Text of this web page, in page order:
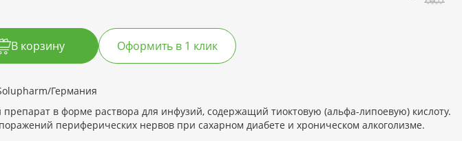
В корзину Оформить в 1 клик
Германия
препарат в форме раствора для инфузий, содержащий тиоктовую (альфа-липоевую) кислоту.
периферических нервов при сахарном диабете и хроническом алкоголизме.